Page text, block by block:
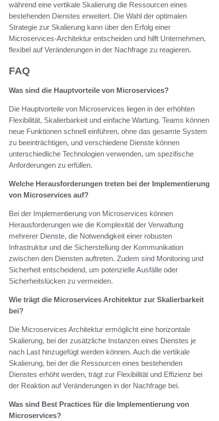
während eine vertikale Skalierung die Ressourcen eines
bestehenden Dienstes erweitert. Die Wahl der optimalen
Strategie zur Skalierung kann über den Erfolg einer
Microservices-Architektur entscheiden und hilft Unternehmen,
flexibel auf Veränderungen in der Nachfrage zu reagieren.
FAQ
Was sind die Hauptvorteile von Microservices?
Die Hauptvorteile von Microservices liegen in der erhöhten
Flexibilität, Skalierbarkeit und einfache Wartung. Teams können
neue Funktionen schnell einführen, ohne das gesamte System
zu beeinträchtigen, und verschiedene Dienste können
unterschiedliche Technologien verwenden, um spezifische
Anforderungen zu erfüllen.
Welche Herausforderungen treten bei der Implementierung
von Microservices auf?
Bei der Implementierung von Microservices können
Herausforderungen wie die Komplexität der Verwaltung
mehrerer Dienste, die Notwendigkeit einer robusten
Infrastruktur und die Sicherstellung der Kommunikation
zwischen den Diensten auftreten. Zudem sind Monitoring und
Sicherheit entscheidend, um potenzielle Ausfälle oder
Sicherheitslücken zu vermeiden.
Wie trägt die Microservices Architektur zur Skalierbarkeit
bei?
Die Microservices Architektur ermöglicht eine horizontale
Skalierung, bei der zusätzliche Instanzen eines Dienstes je
nach Last hinzugefügt werden können. Auch die vertikale
Skalierung, bei der die Ressourcen eines bestehenden
Dienstes erhöht werden, trägt zur Flexibilität und Effizienz bei
der Reaktion auf Veränderungen in der Nachfrage bei.
Was sind Best Practices für die Implementierung von
Microservices?